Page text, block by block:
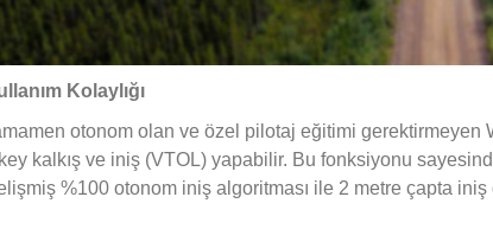
Kolaylığı
otonom olan ve özel pilotaj eğitimi gerektirmeyen
kalkış ve iniş (VTOL) yapabilir. Bu fonksiyonu
%100 otonom iniş algoritması ile 2 metre çapta